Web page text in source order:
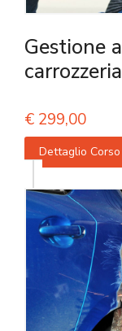
Gestione
carrozzeria
€ 299,00
Dettaglio Corso